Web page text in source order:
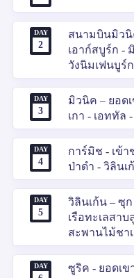
DAY
2
สนามบินมิวนิ
เอาก์สบูร์ก -
วังนิมเฟนบูร์
DAY
3
มิวนิค – ยอด
เกา - เอททัล
DAY
4
การ์มิช - เข้
ป่าดำ - วิลินเ
DAY
5
วิลินเก้น – ซุ
เรือทะเลสา
สะพานไม้ชา
DAY
ซูริค - ยอดเข